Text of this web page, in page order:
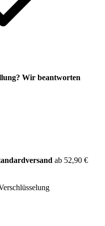
Wir beantworten
ab 52,90 €